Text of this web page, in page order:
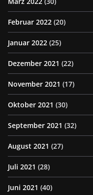
Februar 2022 (20)
Januar 2022 (25)
Dezember 2021 (22)
November 2021 (17)
Oktober 2021 (30)
September 2021 (32)
August 2021 (27)
Juli 2021 (28)
Juni 2021 (40)